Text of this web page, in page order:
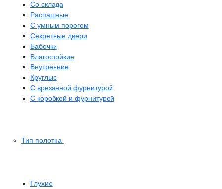
Со склада
Распашные
С умным порогом
Секретные двери
Бабочки
Влагостойкие
Внутренние
Круглые
С врезанной фурнитурой
С коробкой и фурнитурой
Тип полотна
Глухие